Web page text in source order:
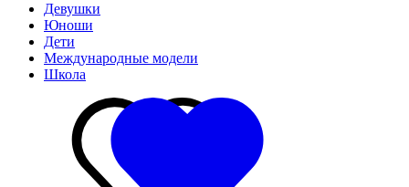
Девушки
Юноши
Дети
Международные модели
Школа